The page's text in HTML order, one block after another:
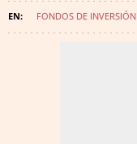
FONDOS DE INVERSIÓN